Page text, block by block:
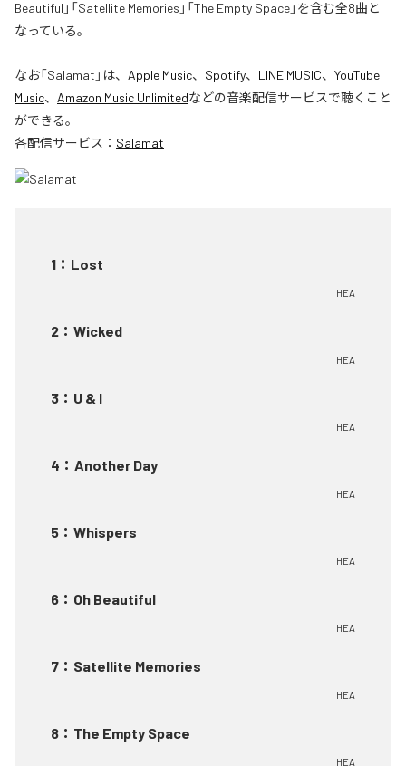
Beautiful」「Satellite Memories」「The Empty Space」を含む全8曲と
なっている。
なお「Salamat 」は、 Apple Music、 Spotify、 LINE MUSIC、 YouTube
Music、 Amazon Music Unlimitedなどの音楽配信サービスで聴くこと
ができる。
各配信サービス： Salamat
1 ： Lost
HEA
2 ： Wicked
HEA
3 ： U & I
HEA
4 ： Another Day
HEA
5 ： Whispers
HEA
6 ： Oh Beautiful
HEA
7 ： Satellite Memories
HEA
8 ： The Empty Space
HEA